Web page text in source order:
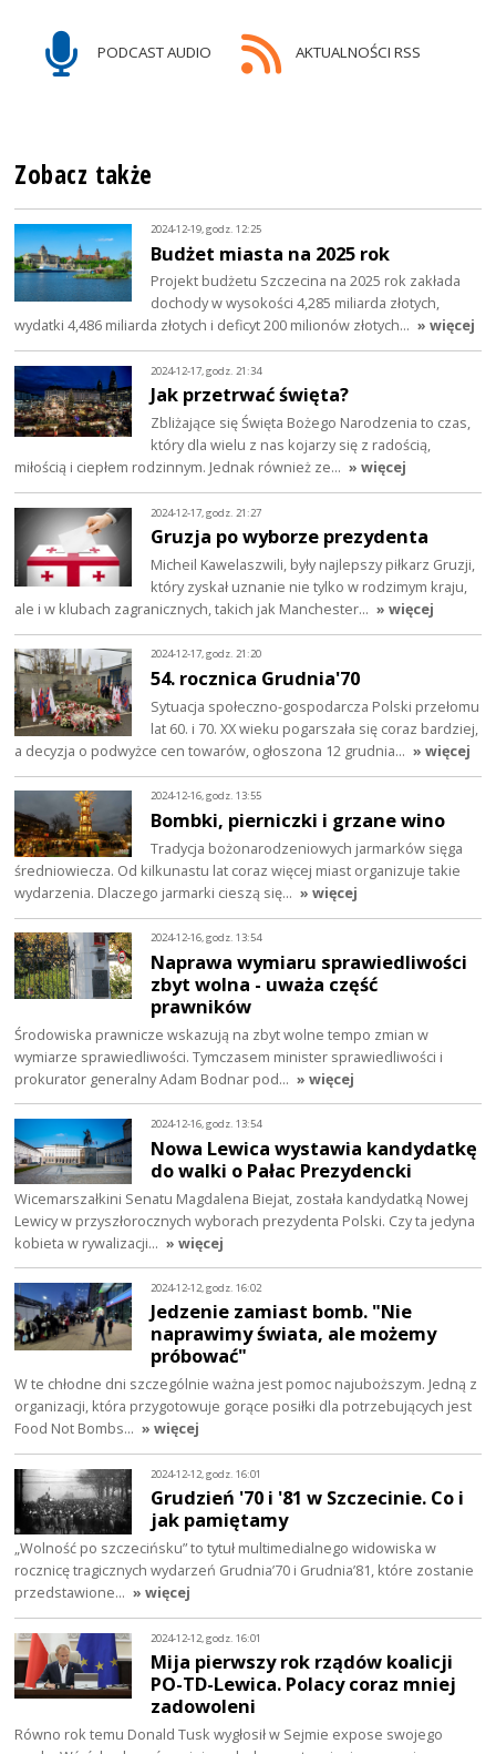
PODCAST AUDIO AKTUALNOŚCI RSS
Zobacz także
2024-12-19, godz. 12:25
Budżet miasta na 2025 rok
Projekt budżetu Szczecina na 2025 rok zakłada
dochody w wysokości 4,285 miliarda złotych,
wydatki 4,486 miliarda złotych i deficyt 200 milionów złotych… » więcej
2024-12-17, godz. 21:34
Jak przetrwać święta?
Zbliżające się Święta Bożego Narodzenia to czas,
który dla wielu z nas kojarzy się z radością,
miłością i ciepłem rodzinnym. Jednak również ze… » więcej
2024-12-17, godz. 21:27
Gruzja po wyborze prezydenta
Micheil Kawelaszwili, były najlepszy piłkarz Gruzji,
który zyskał uznanie nie tylko w rodzimym kraju,
ale i w klubach zagranicznych, takich jak Manchester… » więcej
2024-12-17, godz. 21:20
54. rocznica Grudnia'70
Sytuacja społeczno-gospodarcza Polski przełomu
lat 60. i 70. XX wieku pogarszała się coraz bardziej,
a decyzja o podwyżce cen towarów, ogłoszona 12 grudnia… » więcej
2024-12-16, godz. 13:55
Bombki, pierniczki i grzane wino
Tradycja bożonarodzeniowych jarmarków sięga
średniowiecza. Od kilkunastu lat coraz więcej miast organizuje takie
wydarzenia. Dlaczego jarmarki cieszą się… » więcej
2024-12-16, godz. 13:54
Naprawa wymiaru sprawiedliwości
zbyt wolna - uważa część
prawników
Środowiska prawnicze wskazują na zbyt wolne tempo zmian w
wymiarze sprawiedliwości. Tymczasem minister sprawiedliwości i
prokurator generalny Adam Bodnar pod… » więcej
2024-12-16, godz. 13:54
Nowa Lewica wystawia kandydatkę
do walki o Pałac Prezydencki
Wicemarszałkini Senatu Magdalena Biejat, została kandydatką Nowej
Lewicy w przyszłorocznych wyborach prezydenta Polski. Czy ta jedyna
kobieta w rywalizacji… » więcej
2024-12-12, godz. 16:02
Jedzenie zamiast bomb. "Nie
naprawimy świata, ale możemy
próbować"
W te chłodne dni szczególnie ważna jest pomoc najuboższym. Jedną z
organizacji, która przygotowuje gorące posiłki dla potrzebujących jest
Food Not Bombs… » więcej
2024-12-12, godz. 16:01
Grudzień '70 i '81 w Szczecinie. Co i
jak pamiętamy
„Wolność po szczecińsku” to tytuł multimedialnego widowiska w
rocznicę tragicznych wydarzeń Grudnia’70 i Grudnia’81, które zostanie
przedstawione… » więcej
2024-12-12, godz. 16:01
Mija pierwszy rok rządów koalicji
PO-TD-Lewica. Polacy coraz mniej
zadowoleni
Równo rok temu Donald Tusk wygłosił w Sejmie expose swojego